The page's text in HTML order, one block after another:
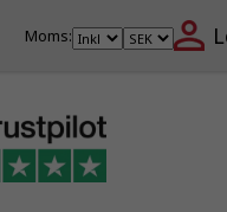
Moms: